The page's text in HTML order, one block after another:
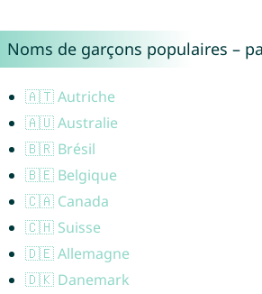
Noms de garçons populaires –
🇦🇹 Autriche
🇦🇺 Australie
🇧🇷 Brésil
🇧🇪 Belgique
🇨🇦 Canada
🇨🇭 Suisse
🇩🇪 Allemagne
🇩🇰 Danemark